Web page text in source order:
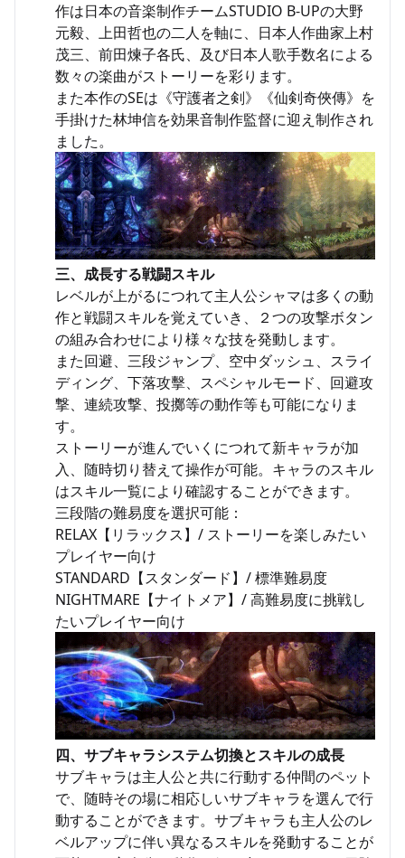
作は日本の音楽制作チームSTUDIO B-UPの大野
元毅、上田哲也の二人を軸に、日本人作曲家上村
茂三、前田煉子各氏、及び日本人歌手数名による
数々の楽曲がストーリーを彩ります。
また本作のSEは《守護者之剣》《仙剣奇俠傳》を
手掛けた林坤信を効果音制作監督に迎え制作され
ました。
三、成長する戦闘スキル
レベルが上がるにつれて主人公シャマは多くの動
作と戦闘スキルを覚えていき、２つの攻撃ボタン
の組み合わせにより様々な技を発動します。
また回避、三段ジャンプ、空中ダッシュ、スライ
ディング、下落攻擊、スペシャルモード、回避攻
撃、連続攻撃、投擲等の動作等も可能になりま
す。
ストーリーが進んでいくにつれて新キャラが加
入、随時切り替えて操作が可能。キャラのスキル
はスキル一覧により確認することができます。
三段階の難易度を選択可能：
RELAX【リラックス】/ ストーリーを楽しみたい
プレイヤー向け
STANDARD【スタンダード】/ 標準難易度
NIGHTMARE【ナイトメア】/ 高難易度に挑戦し
たいプレイヤー向け
四、サブキャラシステム切換とスキルの成長
サブキャラは主人公と共に行動する仲間のペット
で、随時その場に相応しいサブキャラを選んで行
動することができます。サブキャラも主人公のレ
ベルアップに伴い異なるスキルを発動することが